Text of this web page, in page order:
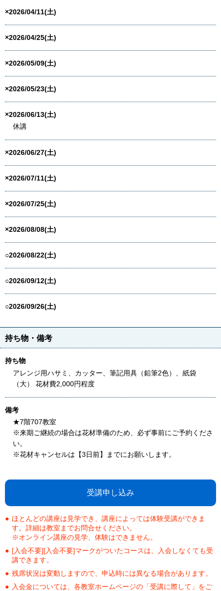
×2026/04/11(土)
×2026/04/25(土)
×2026/05/09(土)
×2026/05/23(土)
×2026/06/13(土)
休講
×2026/06/27(土)
×2026/07/11(土)
×2026/07/25(土)
×2026/08/08(土)
○2026/08/22(土)
○2026/09/12(土)
○2026/09/26(土)
持ち物・備考
持ち物
アレンジ用ハサミ、カッター、筆記用具（鉛筆2色）、紙袋
（大） 花材費2,000円程度
備考
★7階707教室
※来期ご継続の場合は花材準備のため、必ず事前にご予約くださ
い。
※花材キャンセルは【3日前】までにお願いします。
受講申し込み
ほとんどの講座は見学でき、講座によっては体験受講ができま
す。詳細は教室までお問合せください。
※オンライン講座の見学、体験はできません。
[入会不要][入会不要]マークがついたコースは、入会しなくても受
講できます。
残席状況は変動しますので、申込時には異なる場合があります。
入会金については、各教室ホームページの「受講に際して」をご